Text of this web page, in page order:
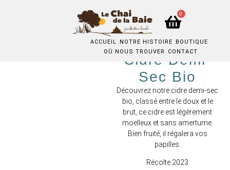
0
ACCUEIL NOTRE HISTOIRE
BOUTIQUE
OÙ NOUS TROUVER
CONTACT
Cidre Demi-
Sec Bio
Découvrez notre cidre demi-sec
bio, classé entre le doux et le
brut, ce cidre est légèrement
moelleux et sans amertume.
Bien fruité, il régalera vos
papilles.
Récolte 2023